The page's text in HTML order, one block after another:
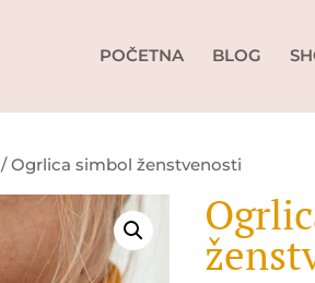
POČETNA BLOG
/ Ogrlica simbol ženstvenosti